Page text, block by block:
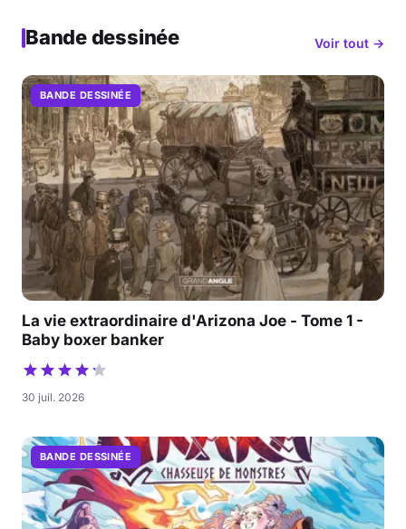
Bande dessinée Voir tout →
BANDE DESSINÉE
La vie extraordinaire d'Arizona Joe - Tome 1 -
Baby boxer banker
30 juil. 2026
BANDE DESSINÉE